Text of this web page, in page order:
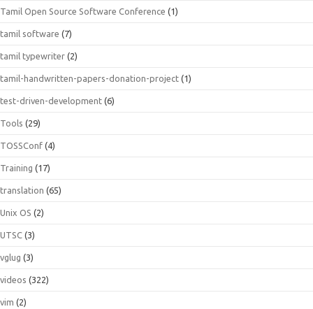
Tamil Open Source Software Conference (1)
tamil software (7)
tamil typewriter (2)
tamil-handwritten-papers-donation-project (1)
test-driven-development (6)
Tools (29)
TOSSConf (4)
Training (17)
translation (65)
Unix OS (2)
UTSC (3)
vglug (3)
videos (322)
vim (2)